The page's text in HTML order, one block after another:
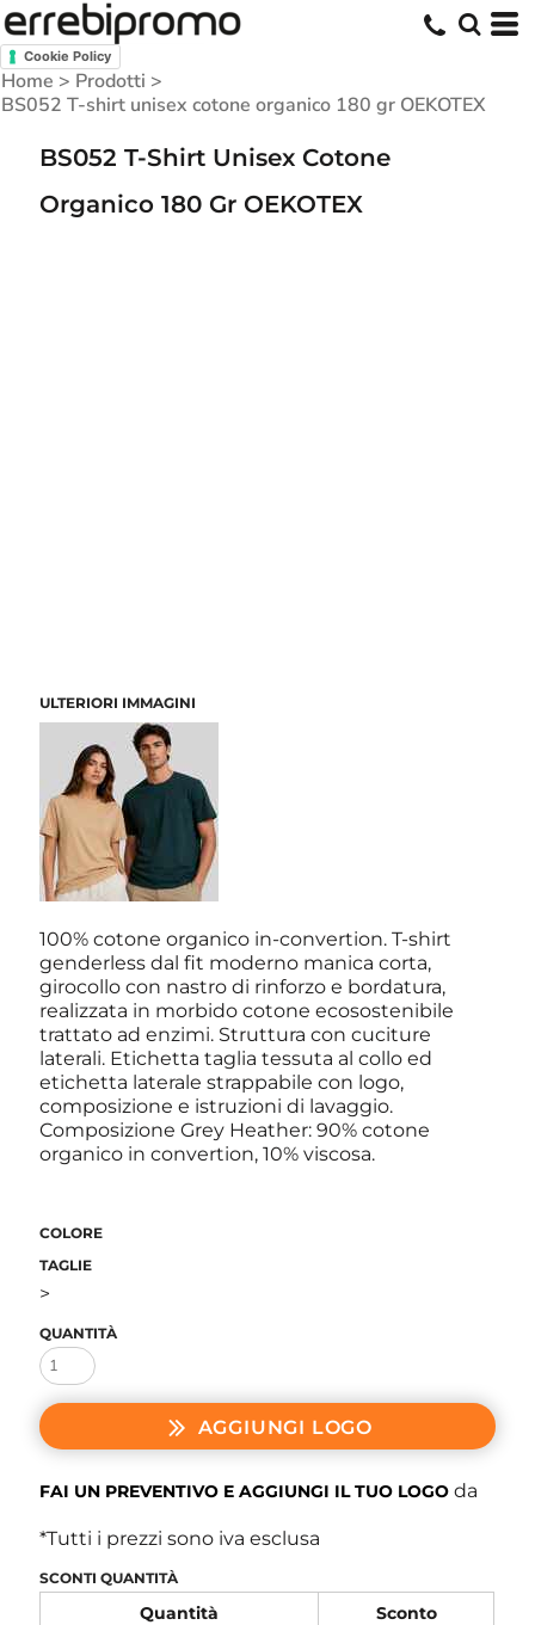
Cookie Policy
Home > Prodotti >
BS052 T-shirt unisex cotone organico 180 gr OEKOTEX
BS052 T-Shirt Unisex Cotone
Organico 180 Gr OEKOTEX
ULTERIORI IMMAGINI
100% cotone organico in-convertion. T-shirt
genderless dal fit moderno manica corta,
girocollo con nastro di rinforzo e bordatura,
realizzata in morbido cotone ecosostenibile
trattato ad enzimi. Struttura con cuciture
laterali. Etichetta taglia tessuta al collo ed
etichetta laterale strappabile con logo,
composizione e istruzioni di lavaggio.
Composizione Grey Heather: 90% cotone
organico in convertion, 10% viscosa.
COLORE
TAGLIE
>
QUANTITÀ
AGGIUNGI LOGO
FAI UN PREVENTIVO E AGGIUNGI IL TUO LOGO da
*Tutti i prezzi sono iva esclusa
SCONTI QUANTITÀ
Quantità
Sconto